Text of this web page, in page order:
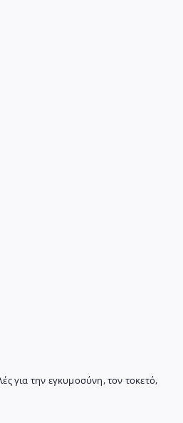
για την εγκυμοσύνη, τον τοκετό,